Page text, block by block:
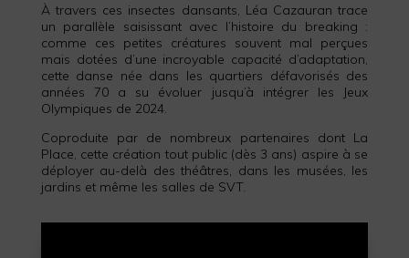
À travers ces insectes dansants, Léa Cazauran trace
un parallèle saisissant avec l’histoire du breaking :
comme ces petites créatures souvent mal perçues
mais dotées d’une incroyable capacité d’adaptation,
cette danse née dans les quartiers défavorisés des
années 70 a su évoluer jusqu’à intégrer les Jeux
Olympiques de 2024.
Coproduite par de nombreux partenaires dont La
Place, cette création tout public (dès 3 ans) aspire à se
déployer au-delà des théâtres, dans les musées, les
jardins et même les salles de SVT.